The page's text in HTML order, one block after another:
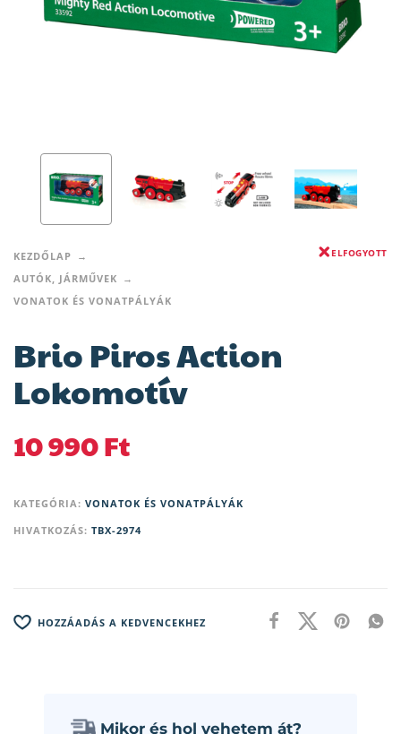
KEZDŐLAP
AUTÓK, JÁRMŰVEK
VONATOK ÉS VONATPÁLYÁK
ELFOGYOTT
Brio Piros Action
Lokomotív
10 990Ft
KATEGÓRIA: VONATOK ÉS VONATPÁLYÁK
HIVATKOZÁS: TBX-2974
HOZZÁADÁS A KEDVENCEKHEZ
Mikor és hol vehetem át?